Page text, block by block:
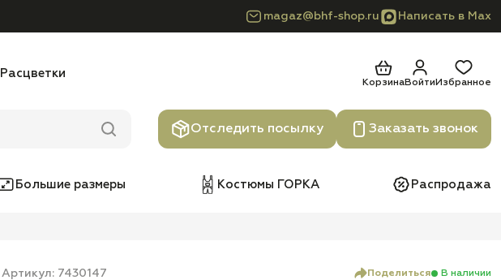
magaz@bhf-shop.ru Написать в Max
Расцветки
КорзинаВойти Избранное
Отследить посылку Заказать звонок
Большие размеры Костюмы ГОРКА Распродажа
Артикул: 7430147 Поделиться В наличии